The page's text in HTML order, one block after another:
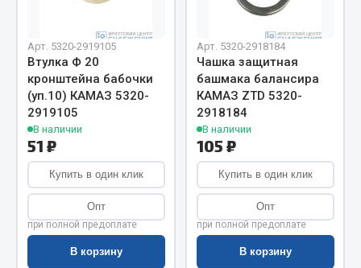
Вилки нагрузочные
Выключатели и переключатели клавишные
Выключатели кнопочные
Выключатель массы
Изолента
Показать ещё
Весь раздел
Запчасти на полуприцепы
Арт. 5320-2919105
Втулка Ф 20
кронштейна бабочки
(уп.10) КАМАЗ 5320-
2919105
В наличии
51 ₽
Купить в один клик
Опт
при полной предоплате
В корзину
Арт. 5320-2918184
Чашка защитная
башмака балансира
КАМАЗ ZTD 5320-
2918184
В наличии
105 ₽
Купить в один клик
Опт
при полной предоплате
В корзину